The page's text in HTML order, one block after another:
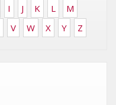
I J K L
M
V W X Y Z